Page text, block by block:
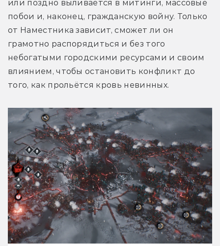
или поздно выливается в митинги, массовые
побои и, наконец, гражданскую войну. Только
от Наместника зависит, сможет ли он
грамотно распорядиться и без того
небогатыми городскими ресурсами и своим
влиянием, чтобы остановить конфликт до
того, как прольётся кровь невинных.